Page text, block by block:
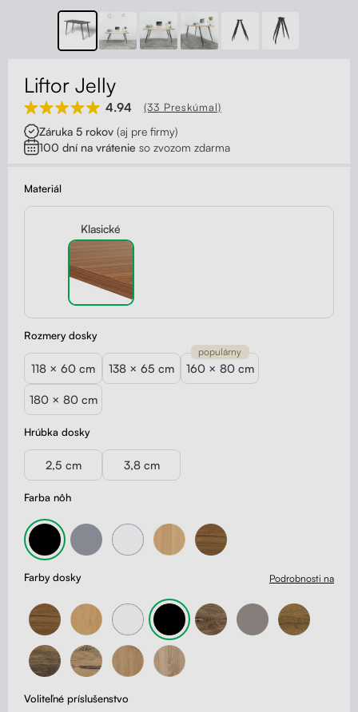
Kolieska
Stojany na monitor - Riser
Skrinky so zásuvkami a zásuvky
Akustické paravány
Opierky
Kontakt
Liftor Jelly
4.94 (33 Preskúmal)
Záruka 5 rokov (aj pre firmy)
100 dní na vrátenie so zvozom zdarma
Materiál
Klasické
Farba nôh
Hrúbka dosky
2,5 cm 3,8 cm
Rozmery dosky
118 × 60 cm 138 × 65 cm 160 × 80 cm
populárny
180 × 80 cm
Farby dosky Podrobnosti na
Voliteľné príslušenstvo